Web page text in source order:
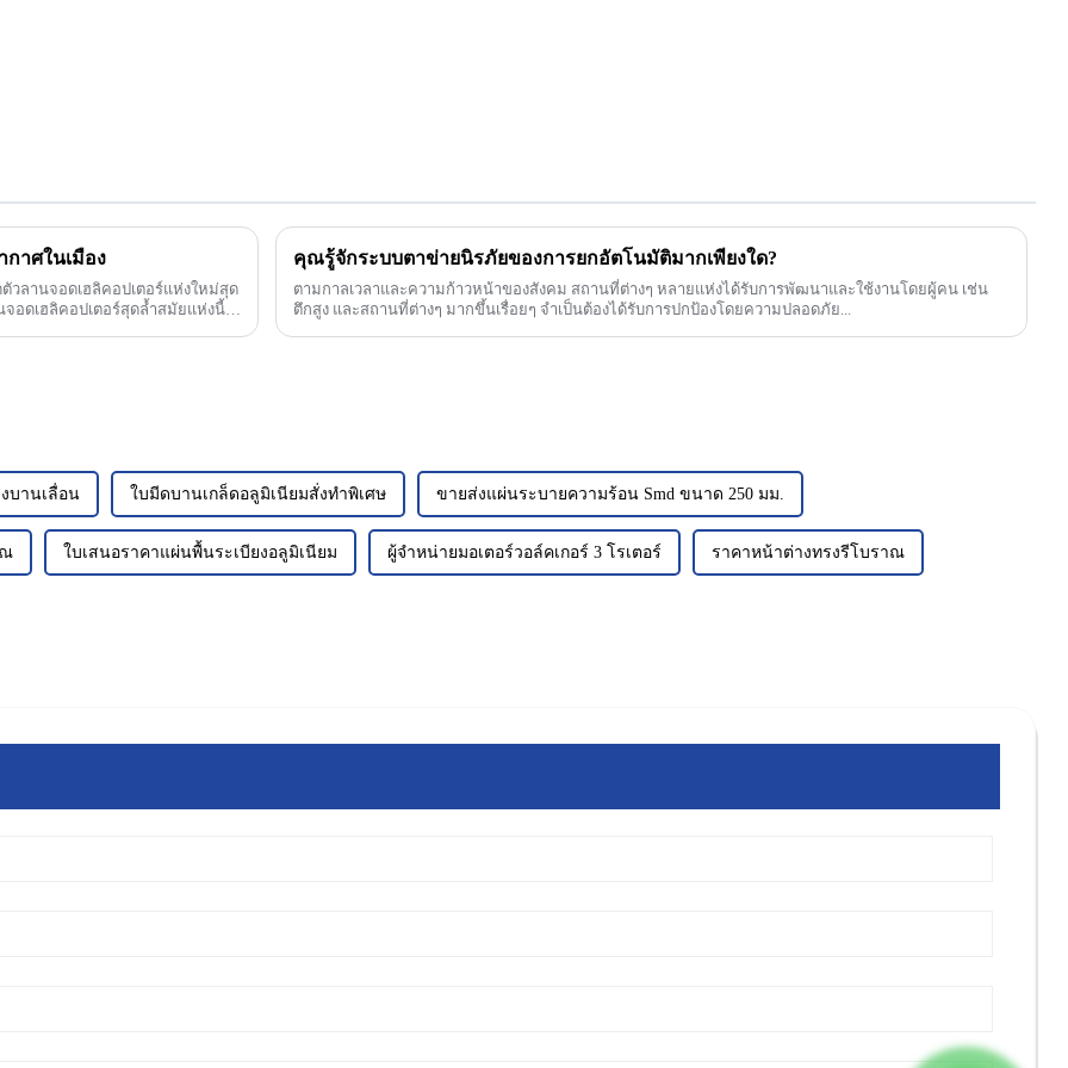
าศในเมือง
ตัวลานจอดเฮลิคอปเตอร์แห่งใหม่สุด
อดเฮลิคอปเตอร์สุดล้ำสมัยแห่งนี้มี
คุณรู้จักระบบตาข่ายนิรภัยของการยกอัตโนมัติมากเพียงใด?
ตามกาลเวลาและความก้าวหน้าของสังคม สถานที่ต่างๆ หลายแห่งได้รับการพัฒนาและใช้งานโดยผู้คน เช่น
ตึกสูง และสถานที่ต่างๆ มากขึ้นเรื่อยๆ จำเป็นต้องได้รับการปกป้องโดยความปลอดภัย...
บานเลื่อน ใบมีดบานเกล็ดอลูมิเนียมสั่งทำพิเศษ ขายส่งแผ่นระบายความร้อน Smd ขนาด 250 มม.
ณ ใบเสนอราคาแผ่นพื้นระเบียงอลูมิเนียม ผู้จำหน่ายมอเตอร์วอล์คเกอร์ 3 โรเตอร์ ราคาหน้าต่างทรงรีโบราณ